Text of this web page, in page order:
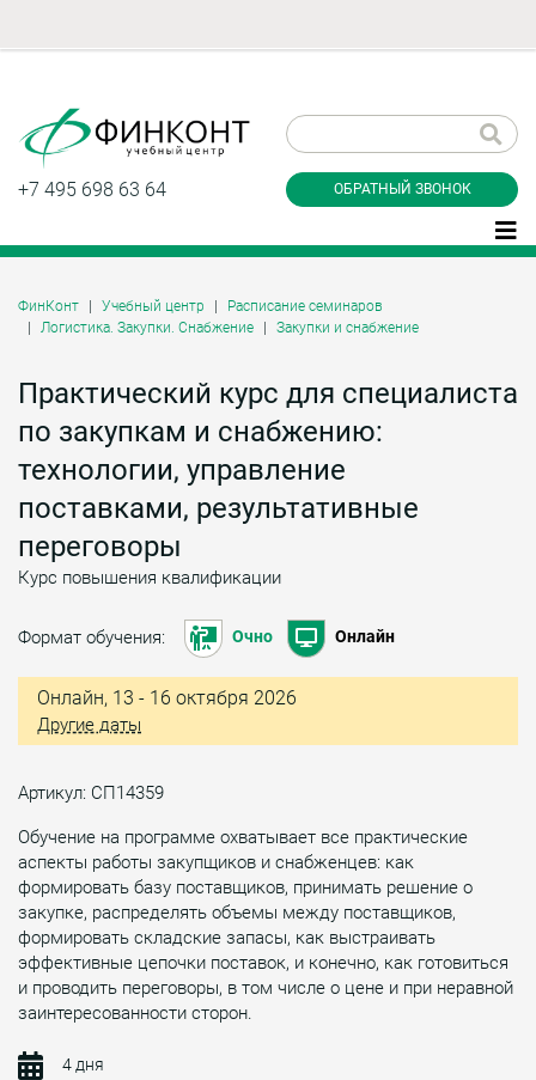
+7 495 698 63 64 ОБРАТНЫЙ ЗВОНОК
ФинКонт Учебный центр
Расписание семинаров
Логистика. Закупки. Снабжение
Закупки и снабжение
Практический курс для специалиста
по закупкам и снабжению:
технологии, управление
поставками, результативные
переговоры
Курс повышения квалификации
Формат обучения: Очно Онлайн
Онлайн, 13 - 16 октября 2026
Другие даты
Артикул: СП14359
Обучение на программе охватывает все практические
аспекты работы закупщиков и снабженцев: как
формировать базу поставщиков, принимать решение о
закупке, распределять объемы между поставщиков,
формировать складские запасы, как выстраивать
эффективные цепочки поставок, и конечно, как готовиться
и проводить переговоры, в том числе о цене и при неравной
заинтересованности сторон.
4 дня
звонок
Даю согласие на обработку персональных
конфиденциальности
Заказать